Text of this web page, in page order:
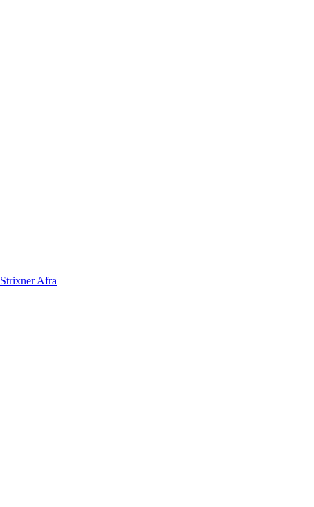
Strixner Afra